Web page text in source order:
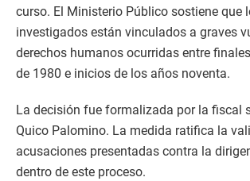
curso. El Ministerio Público sostiene que
investigados están vinculados a graves
derechos humanos ocurridas entre
de 1980 e inicios de los años noventa.
La decisión fue formalizada por la fiscal
Quico Palomino. La medida ratifica la
acusaciones presentadas contra la
dentro de este proceso.